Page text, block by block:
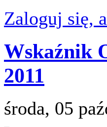
Zaloguj się,
Wskaźnik
2011
środa, 05